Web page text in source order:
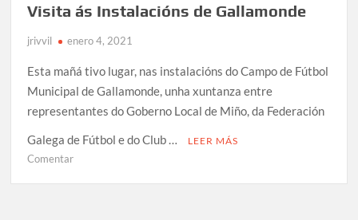
BASE
Visita ás Instalacións de Gallamonde
jrivvil enero 4, 2021
Esta mañá tivo lugar, nas instalacións do Campo de Fútbol
Municipal de Gallamonde, unha xuntanza entre
representantes do Goberno Local de Miño, da Federación
Galega de Fútbol e do Club …
LEER MÁS
Comentaren